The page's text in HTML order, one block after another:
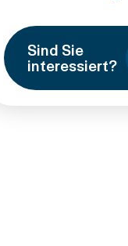
Sind Sie
interessiert?